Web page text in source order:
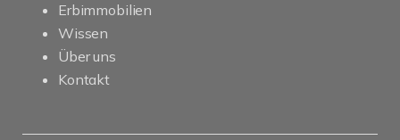
Erbimmobilien
Wissen
Über uns
Kontakt